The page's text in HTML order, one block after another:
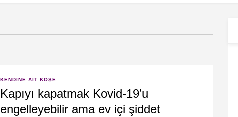
KENDINE AIT KÖŞE
Kapıyı kapatmak Kovid-19’u
engelleyebilir ama ev içi şiddet